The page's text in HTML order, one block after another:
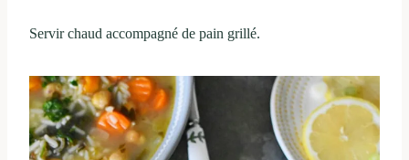
Servir chaud accompagné de pain grillé.